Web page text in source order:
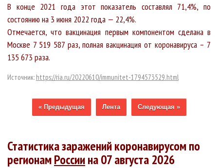
В конце 2021 года этот показатель составлял 71,4%, по
состоянию на 3 июня 2022 года — 22,4%.
Отмечается, что вакцинация первым компонентом сделана в
Москве 7 519 587 раз, полная вакцинация от коронавируса – 7
135 673 раза.
Источник: https://ria.ru/20220610/immunitet-1794573529.html
« Предыдущая Лента Следующая »
Статистика заражений коронавирусом по
регионамРоссиина 07 августа 2026